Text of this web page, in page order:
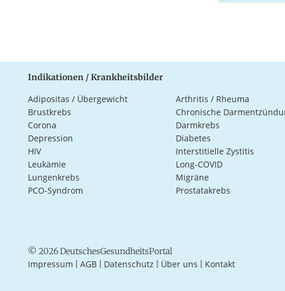
Indikationen / Krankheitsbilder
Adipositas / Übergewicht Arthritis / Rheuma
Brustkrebs
Chronische
Corona
Darmkrebs
Depression
Diabetes
HIV
Interstitielle Zystitis
Leukämie
Long-COVID
Lungenkrebs
Migräne
PCO-Syndrom
Prostatakrebs
© 2026 DeutschesGesundheitsPortal
Impressum AGB Datenschutz Über uns Kontakt